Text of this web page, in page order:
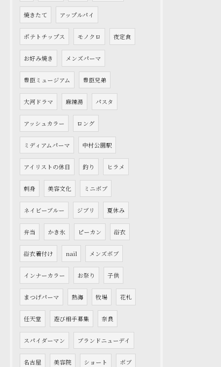
焼きたて アップルパイ
ポテトチップス モノクロ 夜定食
お好み焼き メンズパーマ
豊臣ミュージアム 豊臣兄弟
大河ドラマ 麻辣湯 パスタ
アッシュカラー ロング
ミディアムパーマ 中村公園駅
アイリストの休日 釣り ヒラメ
刺身 美容文化 ミニボブ
ネイビーブルー ジブリ 夏休み
弁当 かき氷 ピーカン 浴衣
浴衣着付け nail メンズボブ
インナーカラー お祭り 子供
まつげパーマ 熱海 牧場 花札
任天堂 遊び相手募集 奈良
スパイダーマン ブランドニューデイ
名古屋 美容院 ショート ボブ